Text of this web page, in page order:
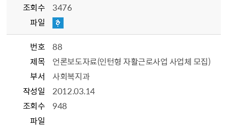
조회수
3476
파일
번호
88
제목
언론보도자료(인턴형 자활근로사업 사업체 모집)
부서
사회복지과
작성일
2012.03.14
조회수
948
파일